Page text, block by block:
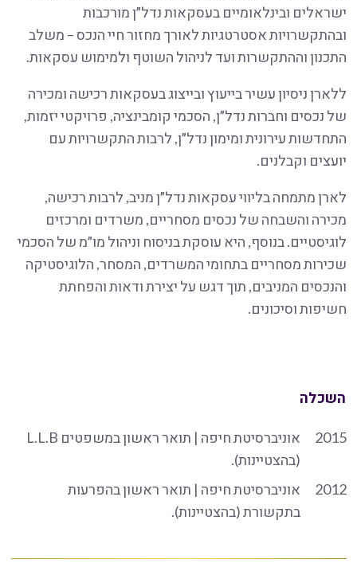
ישראלים ובינלאומיים בעסקאות נדל״ן מורכבות
ובהתקשרויות אסטרטגיות לאורך מחזור חיי הנכס – משלב
התכנון וההתקשרות ועד לניהול השוטף ולמימוש עסקאות.
ללארן ניסיון עשיר בייעוץ ובייצוג בעסקאות רכישה ומכירה
של נכסים וחברות נדל״ן, הסכמי קומבינציה, פרויקטי יזמות,
התחדשות עירונית ומימון נדל״ן, לרבות התקשרויות עם
יועצים וקבלנים.
לארן מתמחה בליווי עסקאות נדל״ן מניב, לרבות רכישה,
מכירה והשבחה של נכסים מסחריים, משרדים ומרכזים
לוגיסטיים. בנוסף, היא עוסקת בניסוח וניהול מו״מ של הסכמי
שכירות מסחריים בתחומי המשרדים, המסחר, הלוגיסטיקה
והנכסים המניבים, תוך דגש על יצירת ודאות והפחתת
חשיפות וסיכונים.
השכלה
2015
אוניברסיטת חיפה | תואר ראשון במשפטים L.L.B
(בהצטיינות).
2012
אוניברסיטת חיפה | תואר ראשון בהפרעות
בתקשורת (בהצטיינות).